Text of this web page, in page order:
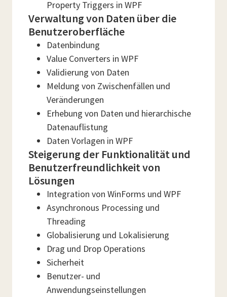
Property Triggers in WPF
Verwaltung von Daten über die
Benutzeroberfläche
Datenbindung
Value Converters in WPF
Validierung von Daten
Meldung von Zwischenfällen und
Veränderungen
Erhebung von Daten und hierarchische
Datenauflistung
Daten Vorlagen in WPF
Steigerung der Funktionalität und
Benutzerfreundlichkeit von
Lösungen
Integration von WinForms und WPF
Asynchronous Processing und
Threading
Globalisierung und Lokalisierung
Drag und Drop Operations
Sicherheit
Benutzer- und
Anwendungseinstellungen